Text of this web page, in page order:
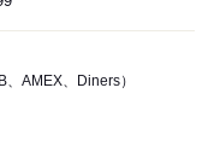
、AMEX、Diners）